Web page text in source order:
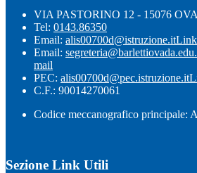
VIA PASTORINO 12 - 15076
Tel: 0143.86350
Email: alis00700d@istruzione.itLink
Email:
mail
PEC: alis00700d@pec.istruzione.it
C.F.: 90014270061
Codice meccanografico principale:
Sezione Link Utili